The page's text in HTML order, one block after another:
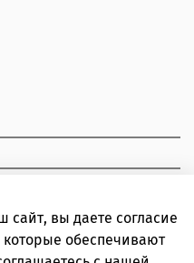
сайт, вы даете согласие
обеспечивают